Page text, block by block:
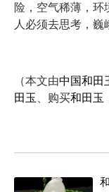
险，空气稀薄，环
人必须去思考，
（本文由中国和田
田玉
、购买和田玉